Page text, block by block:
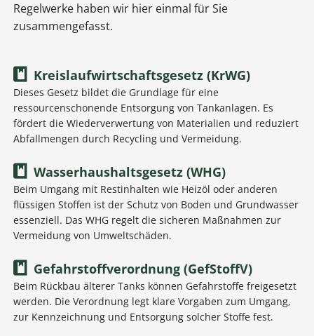
Regelwerke haben wir hier einmal für Sie
zusammengefasst.
Kreislaufwirtschaftsgesetz (KrWG)
Dieses Gesetz bildet die Grundlage für eine
ressourcenschonende Entsorgung von Tankanlagen. Es
fördert die Wiederverwertung von Materialien und reduziert
Abfallmengen durch Recycling und Vermeidung.
Wasserhaushaltsgesetz (WHG)
Beim Umgang mit Restinhalten wie Heizöl oder anderen
flüssigen Stoffen ist der Schutz von Boden und Grundwasser
essenziell. Das WHG regelt die sicheren Maßnahmen zur
Vermeidung von Umweltschäden.
Gefahrstoffverordnung (GefStoffV)
Beim Rückbau älterer Tanks können Gefahrstoffe freigesetzt
werden. Die Verordnung legt klare Vorgaben zum Umgang,
zur Kennzeichnung und Entsorgung solcher Stoffe fest.